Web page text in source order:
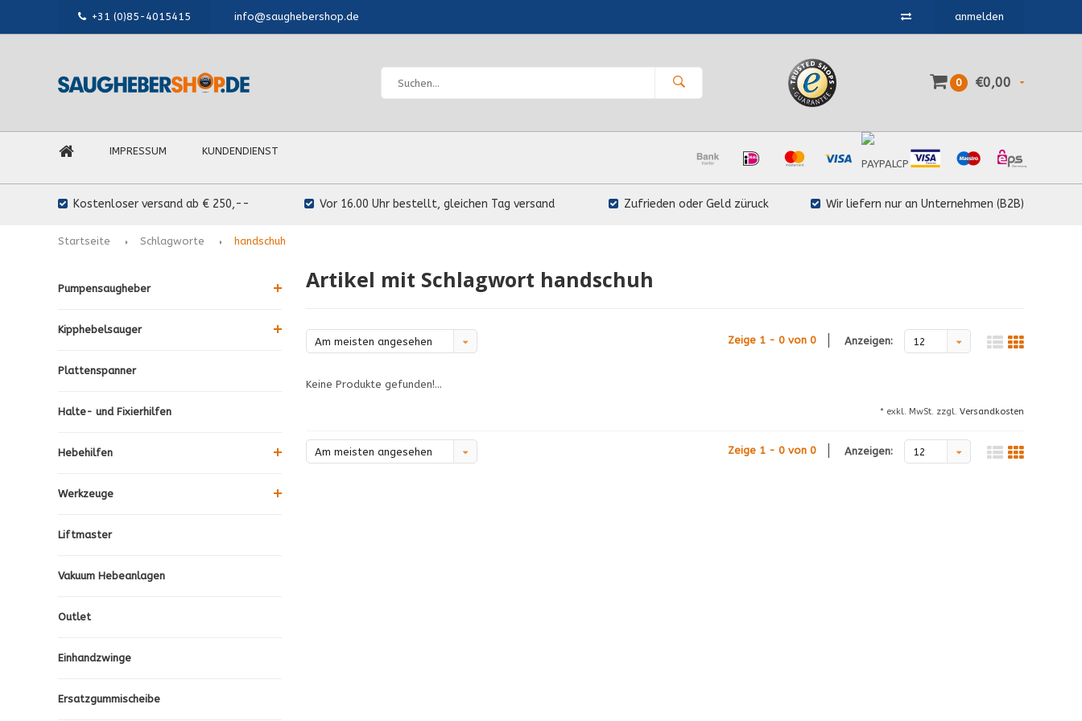
+31 (0)85-4015415 info@saughebershop.de anmelden
0 €0,00
IMPRESSUM KUNDENDIENST
Kostenloser versand ab € 250,-- Vor 16.00 Uhr bestellt, gleichen Tag versand Zufrieden oder Geld züruck Wir liefern nur an Unternehmen (B2B)
Startseite Schlagworte handschuh
Pumpensaugheber
Kipphebelsauger
Plattenspanner
Halte- und Fixierhilfen
Hebehilfen
Werkzeuge
Liftmaster
Vakuum Hebeanlagen
Outlet
Einhandzwinge
Ersatzgummischeibe
Artikel mit Schlagwort handschuh
Am meisten angesehen Zeige 1 - 0 von 0 Anzeigen: 12
Keine Produkte gefunden!...
* exkl. MwSt. zzgl. Versandkosten
Am meisten angesehen Zeige 1 - 0 von 0 Anzeigen: 12